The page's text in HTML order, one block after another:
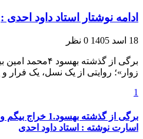
ادامه نوشتار استاد داود احدی :
18 اسد 1405 0 نظر
برگی از گذشته
زوار»؛ روایتی از یک نسل، یک فرار
1
برگی از گذشته
اسارت نوشته : استاد داود احدی